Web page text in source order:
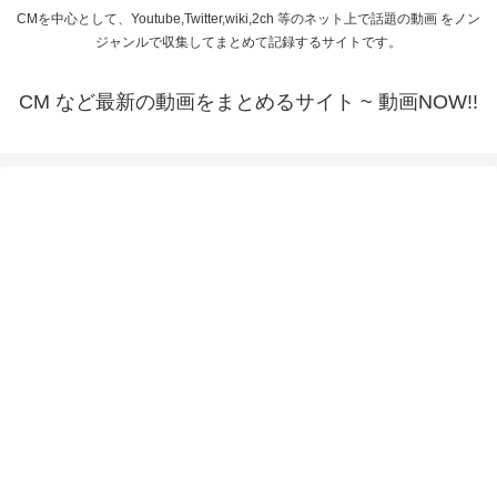
CMを中心として、Youtube,Twitter,wiki,2ch 等のネット上で話題の動画 をノン
ジャンルで収集してまとめて記録するサイトです。
CM など最新の動画をまとめるサイト ~ 動画NOW!!